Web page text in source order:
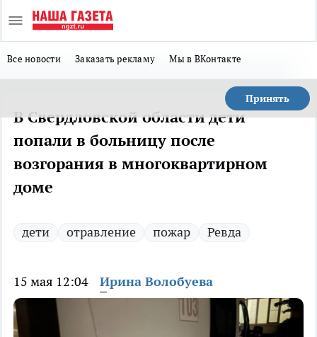
Все новости Заказать рекламу Мы в ВКонтакте
Принять
В Свердловской области дети
попали в больницу после
возгорания в многоквартирном
доме
дети отравление пожар Ревда
15 мая 12:04 Ирина Волобуева